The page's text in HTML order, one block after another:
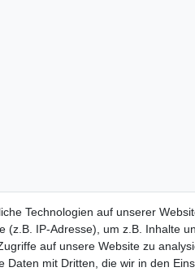
Technologien auf unserer
(z.B. IP-Adresse), um z.B. Inhalte
auf unsere Website zu
Daten mit Dritten, die wir in den